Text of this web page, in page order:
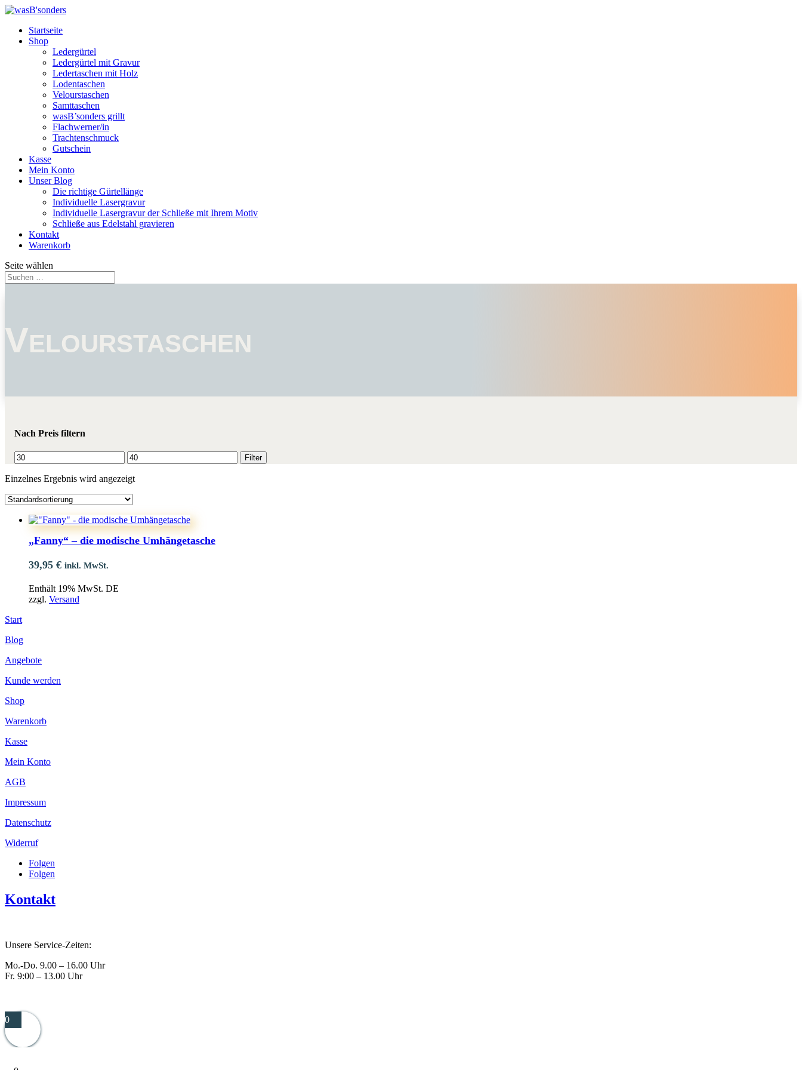
Startseite
Shop
Ledergürtel
Ledergürtel mit Gravur
Ledertaschen mit Holz
Lodentaschen
Velourstaschen
Samttaschen
wasB’sonders grillt
Flachwerner/in
Trachtenschmuck
Gutschein
Kasse
Mein Konto
Unser Blog
Die richtige Gürtellänge
Individuelle Lasergravur
Individuelle Lasergravur der Schließe mit Ihrem Motiv
Schließe aus Edelstahl gravieren
Kontakt
Warenkorb
Seite wählen
Velourstaschen
Nach Preis filtern
Min.
Preis
Max.
Preis
Filter
Einzelnes Ergebnis wird angezeigt
„Fanny“ – die modische Umhängetasche
39,95 € inkl. MwSt.
Enthält 19% MwSt. DE
zzgl. Versand
Start
Blog
Angebote
Kunde werden
Shop
Warenkorb
Kasse
Mein Konto
AGB
Impressum
Datenschutz
Widerruf
Folgen
Folgen
Kontakt
Unsere Service-Zeiten:
Mo.-Do. 9.00 – 16.00 Uhr
Fr. 9:00 – 13.00 Uhr
0